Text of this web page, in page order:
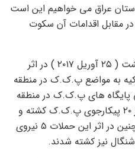
عراق می خواهیم این است
در مقابل اقدامات آن سکوت
بامداد روز سه شنبه پنجم اردیبهشت ( ۲۵ آوریل ۲۰۱۷ ) در اثر
به مواضع پ.ک.ک در منطقه
پایگاه های پ.ک.ک در منطقه
قره چوخ در شمال سوریه بیش از ۲۰ پیکارجوی پ.ک.ک کشته و
شمار زیادی نیز زخمی شدند همچنین در اثر این حملات ۵ نیروی
شنگال نیز کشته شدند.